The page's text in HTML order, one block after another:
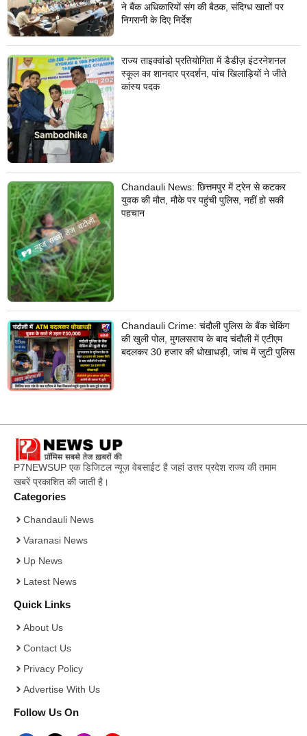
ने बैंक अधिकारियों संग की बैठक, संदिग्ध खातों पर
निगरानी के दिए निर्देश
राज्य ताइक्वांडो प्रतियोगिता में डैडीज़ इंटरनेशनल
स्कूल का शानदार प्रदर्शन, पांच खिलाड़ियों ने जीते
कांस्य पदक
Chandauli News: छित्तमपुर में ट्रेन से कटकर
युवक की मौत, मौके पर पहुंची पुलिस, नहीं हो सकी
पहचान
Chandauli Crime: चंदौली पुलिस के बैंक चेकिंग
की खुली पोल, मुगलसराय के बाद चंदौली में एटीएम
बदलकर 30 हजार की धोखाधड़ी, जांच में जुटी पुलिस
P7NEWSUP एक डिजिटल न्यूज़ वेबसाईट है जहां उत्तर प्रदेश राज्य की तमाम
खबरें प्रकाशित की जाती है।
Categories
Chandauli News
Varanasi News
Up News
Latest News
Quick Links
About Us
Contact Us
Privacy Policy
Advertise With Us
Follow Us On